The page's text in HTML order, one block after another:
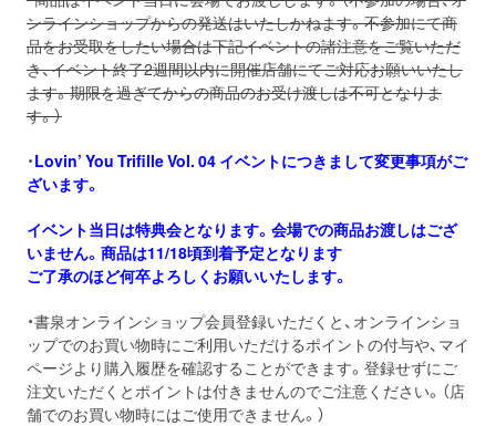
ンラインショップからの発送はいたしかねます。不参加にて商
品をお受取をしたい場合は下記イベントの諸注意をご覧いただ
き、イベント終了2週間以内に開催店舗にてご対応お願いいたし
ます。期限を過ぎてからの商品のお受け渡しは不可となりま
す。）
・Lovin’ You Trifille Vol. 04 イベントにつきまして変更事項がご
ざいます。
イベント当日は特典会となります。会場での商品お渡しはござ
いません。商品は11/18頃到着予定となります
ご了承のほど何卒よろしくお願いいたします。
・書泉オンラインショップ会員登録いただくと、オンラインショ
ップでのお買い物時にご利用いただけるポイントの付与や、マイ
ページより購入履歴を確認することができます。登録せずにご
注文いただくとポイントは付きませんのでご注意ください。（店
舗でのお買い物時にはご使用できません。）